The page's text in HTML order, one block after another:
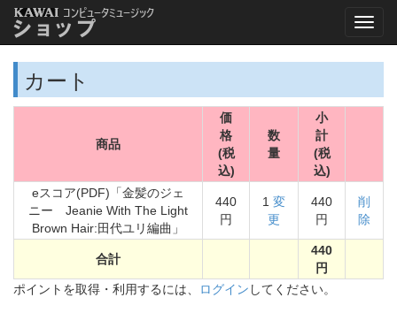
カート
商品
価
格
(税
込)
数
量
小
計
(税
込)
eスコア(PDF)「金髪のジェ
ニー Jeanie With The Light
Brown Hair:田代ユリ編曲」
440
円
1 変
更
440
円
削
除
合計
440
円
ポイントを取得・利用するには、 ログイン してください。